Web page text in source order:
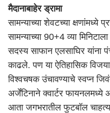
मैदानाबाहेर ड्रामा
सामन्याच्या शेवटच्या क्षणांमध्ये
सामन्याच्या 90+4 व्या
सदस्य साफान एलसाघिर यांना
काढले. पण या ऐतिहासिक
विश्वचषक उंचावण्याचे स्वप्न
अर्जेंटिनाने क्वार्टर
आता जगभरातील फुटबॉल